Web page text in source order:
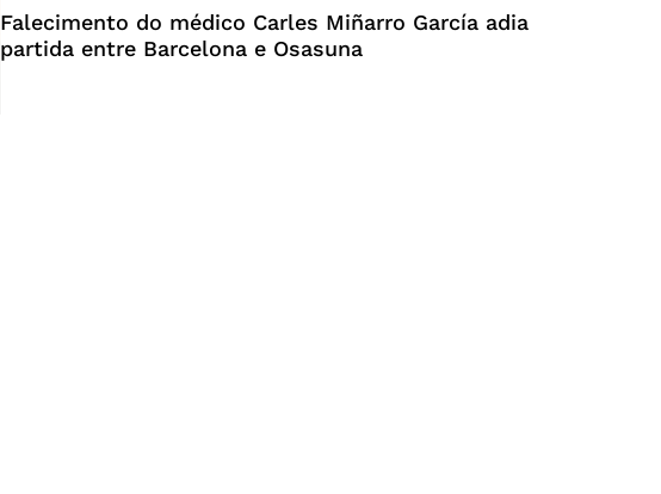
Falecimento do médico Carles Miñarro García adia
partida entre Barcelona e Osasuna